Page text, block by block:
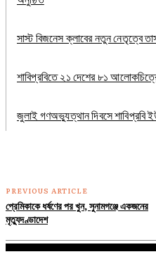
সাস্ট বিজনেস ক্লাবের নতুন নেতৃত্বে
শাবিপ্রবিতে ২১ দেশের ৮১
জুলাই গণঅভ্যুত্থান দিবসে শাবিপ্রবি
PREVIOUS ARTICLE
প্রেমিকাকে ধর্ষণের পর খুন, সুনামগঞ্জে একজনের
মৃত্যুদণ্ডাদেশ